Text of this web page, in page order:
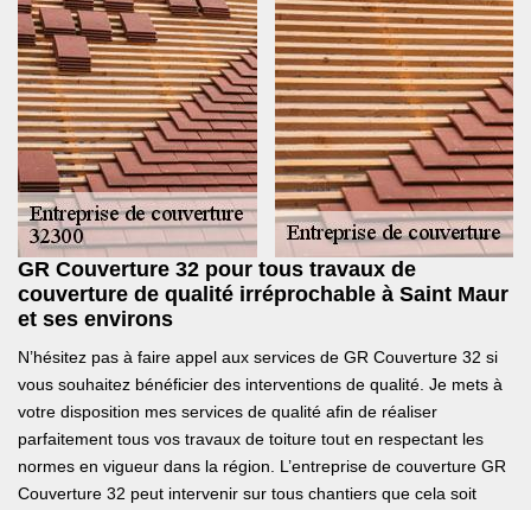
GR Couverture 32 pour tous travaux de
couverture de qualité irréprochable à Saint Maur
et ses environs
N’hésitez pas à faire appel aux services de GR Couverture 32 si
vous souhaitez bénéficier des interventions de qualité. Je mets à
votre disposition mes services de qualité afin de réaliser
parfaitement tous vos travaux de toiture tout en respectant les
normes en vigueur dans la région. L’entreprise de couverture GR
Couverture 32 peut intervenir sur tous chantiers que cela soit